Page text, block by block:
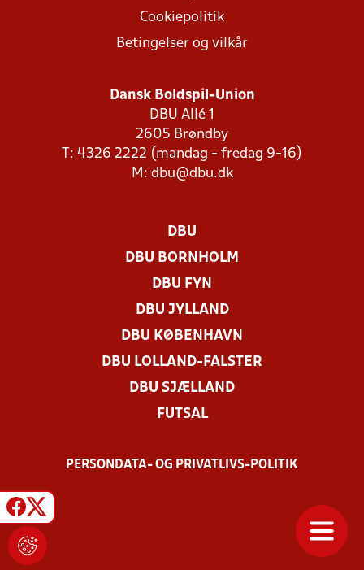
Cookiepolitik
Betingelser og vilkår
Dansk Boldspil-Union
DBU Allé 1
2605 Brøndby
T: 4326 2222 (mandag - fredag 9-16)
M: dbu@dbu.dk
DBU
DBU BORNHOLM
DBU FYN
DBU JYLLAND
DBU KØBENHAVN
DBU LOLLAND-FALSTER
DBU SJÆLLAND
FUTSAL
PERSONDATA- OG PRIVATLIVS-POLITIK